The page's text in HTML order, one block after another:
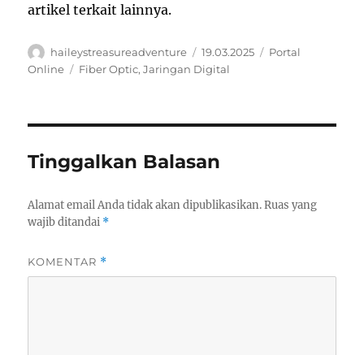
artikel terkait lainnya.
Author
haileystreasureadventure
Posted
on
19.03.2025 Categories
Portal
Online
Tags
Fiber Optic,Jaringan Digital
Tinggalkan Balasan
Alamat email Anda tidak akan dipublikasikan. Ruas yang
wajib ditandai *
KOMENTAR *